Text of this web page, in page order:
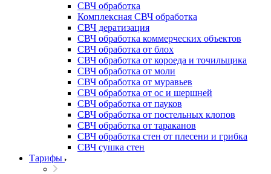
СВЧ обработка
Комплексная СВЧ обработка
СВЧ дератизация
СВЧ обработка коммерческих объектов
СВЧ обработка от блох
СВЧ обработка от короеда и точильщика
СВЧ обработка от моли
СВЧ обработка от муравьев
СВЧ обработка от ос и шершней
СВЧ обработка от пауков
СВЧ обработка от постельных клопов
СВЧ обработка от тараканов
СВЧ обработка стен от плесени и грибка
СВЧ сушка стен
Тарифы